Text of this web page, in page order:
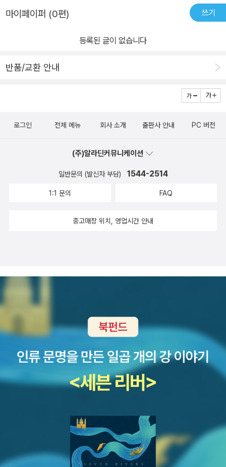
3 플레이어]를 통해 빠른 속도로 듣는 훈련까지 할 수 있습니다. 1) Q
R 코드를 통해 예문 음성, 문제 및 대화 강의 음성, 모범 답안 음
성 등 다양한 교재 음성을 다운 받지 않고 바로 들을 수 있습니다. 2)
기 연습을 할 수 있어, 토플 스피킹에 필요한 듣기 실력을 향상시
1. 해커스인강(HackersIngang.com) 1) 본 교재 인강 2) 교재 MP
사 무료 해설 강의 2. 고우해커스(goHackers.com) 1) 토플 쉐도
플 공부전략 강의 4) 토플 자료 및 유학 정보
마이페이퍼 (0편) 쓰기
등록된 글이 없습니다
반품/교환 안내
로그인 전체 메뉴 회사 소개 출판사 안내 PC 버전
(주)알라딘커뮤니케이션
일반문의 (발신자 부담) 1544-2514
1:1 문의 FAQ
중고매장 위치, 영업시간 안내